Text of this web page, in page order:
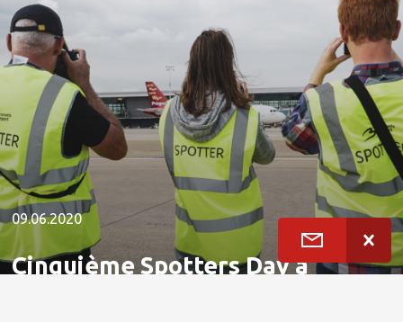
09.06.2020
Cinquième Spotters Day à